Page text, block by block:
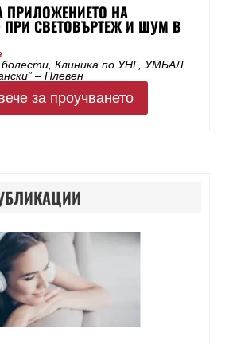
ПРИЛОЖЕНИЕТО НА
ПРИ СВЕТОВЪРТЕЖ И ШУМ В
Клиника по УНГ, УМБАЛ
– Плевен
за проучването